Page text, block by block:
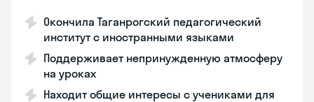
Окончила Таганрогский педагогический
институт с иностранными языками
Поддерживает непринужденную атмосферу
на уроках
Находит общие интересы с учениками для